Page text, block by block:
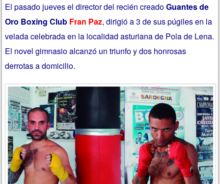
El pasado jueves el director del recién creadoGuantes de
Oro Boxing Club Fran Paz, dirigió a 3 de sus púgiles en la
velada celebrada en la localidad asturiana de Pola de Lena.
El novel gimnasio alcanzó un triunfo y dos honrosas
derrotas a domicilio.